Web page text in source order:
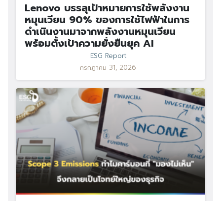
Lenovo บรรลุเป้าหมายการใช้พลังงาน
หมุนเวียน 90% ของการใช้ไฟฟ้าในการ
ดำเนินงานมาจากพลังงานหมุนเวียน
พร้อมตั้งเป้าความยั่งยืนยุค AI
ESG Report
กรกฎาคม 31, 2026